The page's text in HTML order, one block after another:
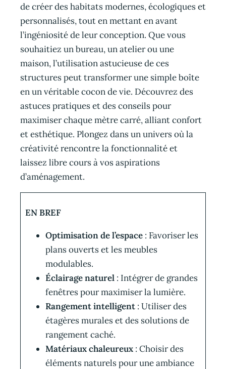
de créer des habitats modernes, écologiques et
personnalisés, tout en mettant en avant
l’ingéniosité de leur conception. Que vous
souhaitiez un bureau, un atelier ou une
maison, l’utilisation astucieuse de ces
structures peut transformer une simple boîte
en un véritable cocon de vie. Découvrez des
astuces pratiques et des conseils pour
maximiser chaque mètre carré, alliant confort
et esthétique. Plongez dans un univers où la
créativité rencontre la fonctionnalité et
laissez libre cours à vos aspirations
d’aménagement.
EN BREF
Optimisation de l’espace: Favoriser les
plans ouverts et les meubles
modulables.
Éclairage naturel: Intégrer de grandes
fenêtres pour maximiser la lumière.
Rangement intelligent: Utiliser des
étagères murales et des solutions de
rangement caché.
Matériaux chaleureux: Choisir des
éléments naturels pour une ambiance